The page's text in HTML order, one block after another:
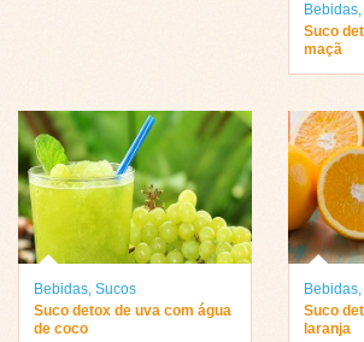
Bebidas,
Suco
maçã
Bebidas, Sucos
Suco detox de uva com água
de coco
Bebidas,
Suco
laranja